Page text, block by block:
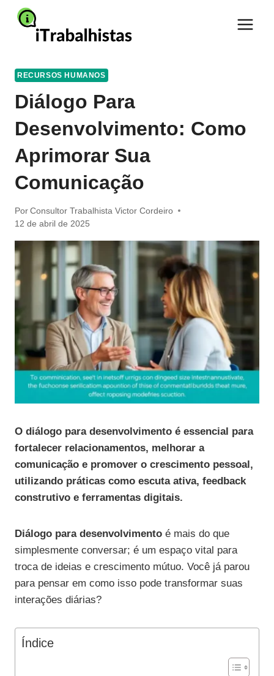
Pular
para
RECURSOS HUMANOS
Diálogo Para
Desenvolvimento: Como
Aprimorar Sua
Comunicação
Por Consultor Trabalhista Victor Cordeiro
12 de abril de 2025
O diálogo para desenvolvimento é essencial para
fortalecer relacionamentos, melhorar a
comunicação e promover o crescimento pessoal,
utilizando práticas como escuta ativa, feedback
construtivo e ferramentas digitais.
Diálogo para desenvolvimento é mais do que
simplesmente conversar; é um espaço vital para
troca de ideias e crescimento mútuo. Você já parou
para pensar em como isso pode transformar suas
interações diárias?
Índice